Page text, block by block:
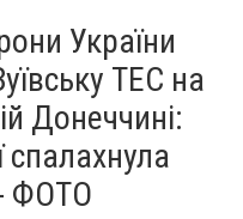
України
ТЕС на
Донеччині:
спалахнула
ФОТО